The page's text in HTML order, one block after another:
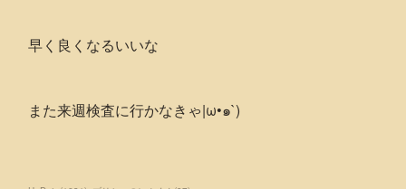
早く良くなるいいな
また来週検査に行かなきゃ|ω•๑`)